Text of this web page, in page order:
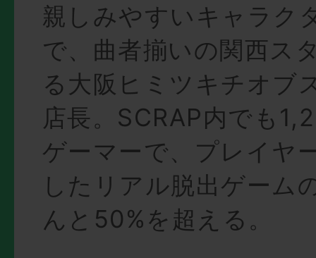
親しみやすいキャラク
で、曲者揃いの関西ス
る大阪ヒミツキチオブ
店長。SCRAP内でも
ゲーマーで、プレイヤ
したリアル脱出ゲーム
んと50%を超える。